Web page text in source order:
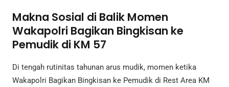
Makna Sosial di Balik Momen
Wakapolri Bagikan Bingkisan ke
Pemudik di KM 57
Di tengah rutinitas tahunan arus mudik, momen ketika
Wakapolri Bagikan Bingkisan ke Pemudik di Rest Area KM